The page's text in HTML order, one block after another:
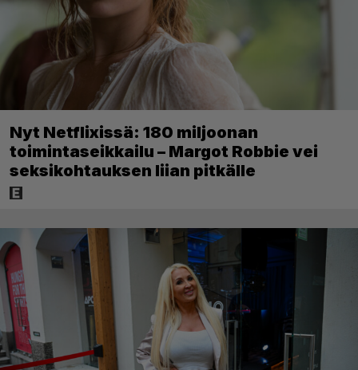
Nyt Netflixissä: 180 miljoonan
toimintaseikkailu – Margot Robbie vei
seksikohtauksen liian pitkälle